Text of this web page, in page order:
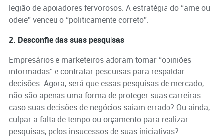
legião de apoiadores fervorosos. A estratégia do “ame ou
odeie” venceu o “politicamente correto”.
2. Desconfie das suas pesquisas
Empresários e marketeiros adoram tomar “opiniões
informadas” e contratar pesquisas para respaldar
decisões. Agora, será que essas pesquisas de mercado,
não são apenas uma forma de proteger suas carreiras
caso suas decisões de negócios saiam errado? Ou ainda,
culpar a falta de tempo ou orçamento para realizar
pesquisas, pelos insucessos de suas iniciativas?